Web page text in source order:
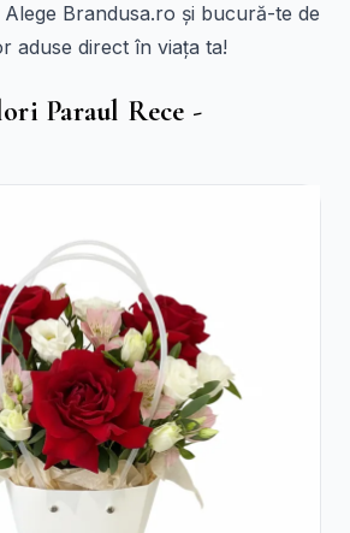
Brandusa.ro și bucură-te de
aduse direct în viața ta!
Paraul Rece -